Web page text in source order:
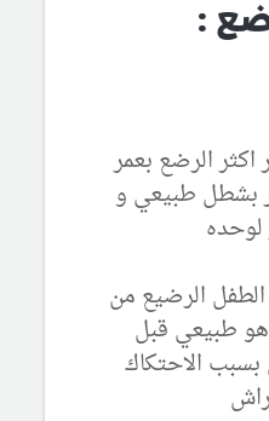
:
الرضع بعمر
شهور بشطل طبيعي و
لوحده
الرضيع من
طبيعي قبل
الاحتكاك